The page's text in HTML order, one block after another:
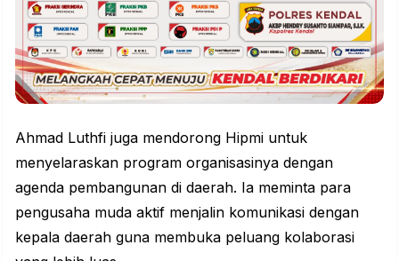
Ahmad Luthfi juga mendorong Hipmi untuk
menyelaraskan program organisasinya dengan
agenda pembangunan di daerah. Ia meminta para
pengusaha muda aktif menjalin komunikasi dengan
kepala daerah guna membuka peluang kolaborasi